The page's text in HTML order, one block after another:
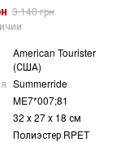
3 140 грн
American Tourister
(США)
Summerride
ME7*007;81
32 х 27 х 18 см
Полиэстер RPET